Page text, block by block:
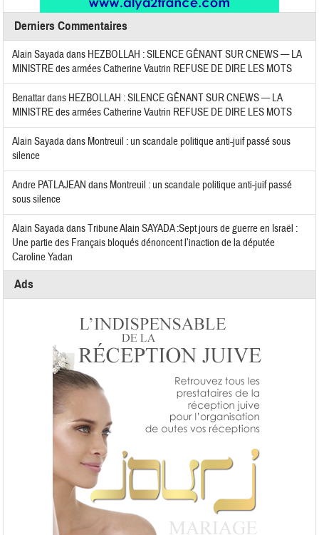
Derniers Commentaires
Alain Sayadadans HEZBOLLAH : SILENCE GÊNANT SUR CNEWS — LA
MINISTRE des armées Catherine Vautrin REFUSE DE DIRE LES MOTS
Benattardans HEZBOLLAH : SILENCE GÊNANT SUR CNEWS — LA
MINISTRE des armées Catherine Vautrin REFUSE DE DIRE LES MOTS
Alain Sayadadans Montreuil : un scandale politique anti-juif passé sous
silence
Andre PATLAJEAN dans Montreuil : un scandale politique anti-juif passé
sous silence
Alain SayadadansTribune Alain SAYADA :Sept jours de guerre en Israël :
Une partie des Français bloqués dénoncent l’inaction de la députée
Caroline Yadan
Ads